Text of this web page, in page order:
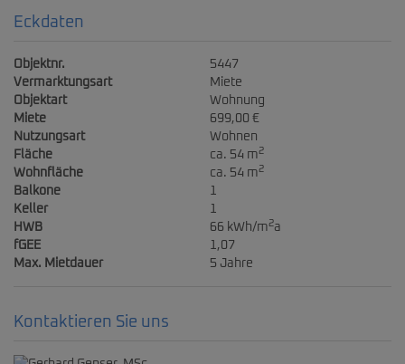
Eckdaten
Objektnr.
5447
Vermarktungsart
Miete
Objektart
Wohnung
Miete
699,00 €
Nutzungsart
Wohnen
Fläche
ca. 54 m2
Wohnfläche ca. 54 m2
Balkone
1
Keller
1
HWB
66 kWh/m2a
fGEE
1,07
Max. Mietdauer
5 Jahre
Kontaktieren Sie uns